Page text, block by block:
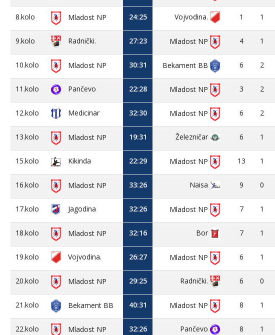
8.kolo Mladost NP 24:25 Vojvodina. 1 1
9.kolo Radnički. 27:23 Mladost NP 4 1
10.kolo Mladost NP 30:31 Bekament BB 6 2
11.kolo Pančevo 22:28 Mladost NP 3 2
12.kolo Medicinar 32:30 Mladost NP 6 2
13.kolo Mladost NP 19:31 Železničar 6 1
15.kolo Kikinda 22:29 Mladost NP 13 1
16.kolo Mladost NP 33:26 Naisa 9 0
17.kolo Jagodina 32:26 Mladost NP 7 1
18.kolo Mladost NP 32:16 Bor 7 1
19.kolo Vojvodina. 26:27 Mladost NP 6 1
20.kolo Mladost NP 29:25 Radnički. 6 0
21.kolo Bekament BB 40:31 Mladost NP 8 1
22.kolo Mladost NP 32:26 Pančevo 8 1